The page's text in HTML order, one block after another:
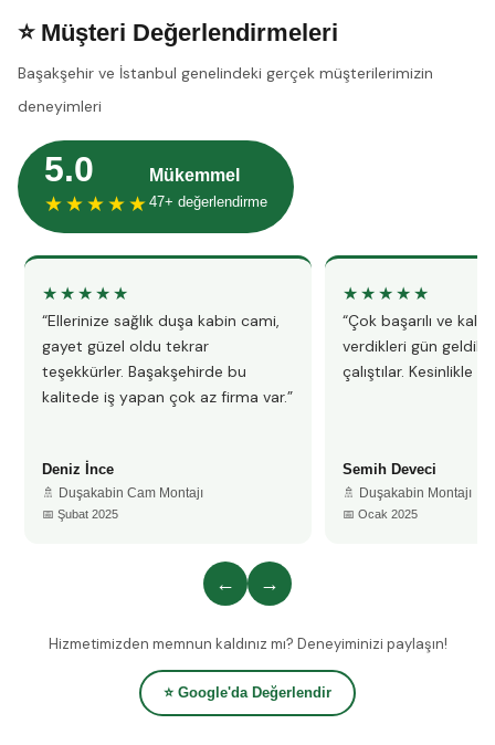
⭐ Müşteri Değerlendirmeleri
Başakşehir ve İstanbul genelindeki gerçek müşterilerimizin
deneyimleri
5.0
★★★★★
Mükemmel
47+ değerlendirme
★★★★★
“Ellerinize sağlık duşa kabin cami,
gayet güzel oldu tekrar
teşekkürler. Başakşehirde bu
kalitede iş yapan çok az firma var.”
Deniz İnce
🚿 Duşakabin Cam Montajı
📅 Şubat 2025
★★★★★
“Çok başarılı ve
verdikleri gün
çalıştılar. Kesinlikle
Semih Deveci
🚿 Duşakabin Montajı
📅 Ocak 2025
← →
Hizmetimizden memnun kaldınız mı? Deneyiminizi paylaşın!
⭐ Google'da Değerlendir